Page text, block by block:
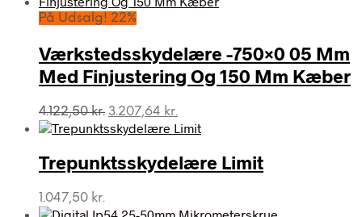
På Udsalg! 22%
Værkstedsskydelære -750×0 05 Mm
Med Finjustering Og 150 Mm Kæber
4.122,50kr. Den
oprindelige
var:
4.122,50 kr..
3.207,64 kr.
aktuelle
er:
3.207,64 kr..
Trepunktsskydelære Limit
1.047,50 kr.